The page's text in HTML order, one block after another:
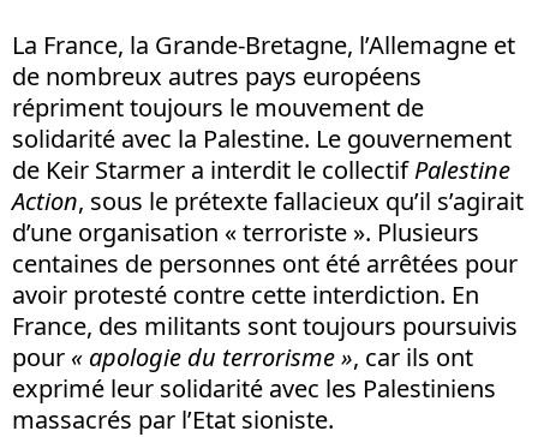
La France, la Grande-Bretagne, l’Allemagne et
de nombreux autres pays européens
répriment toujours le mouvement de
solidarité avec la Palestine. Le gouvernement
de Keir Starmer a interdit le collectifPalestine
Action, sous le prétexte fallacieux qu’il s’agirait
d’une organisation « terroriste ». Plusieurs
centaines de personnes ont été arrêtées pour
avoir protesté contre cette interdiction. En
France, des militants sont toujours poursuivis
pour « apologie du terrorisme », car ils ont
exprimé leur solidarité avec les Palestiniens
massacrés par l’Etat sioniste.